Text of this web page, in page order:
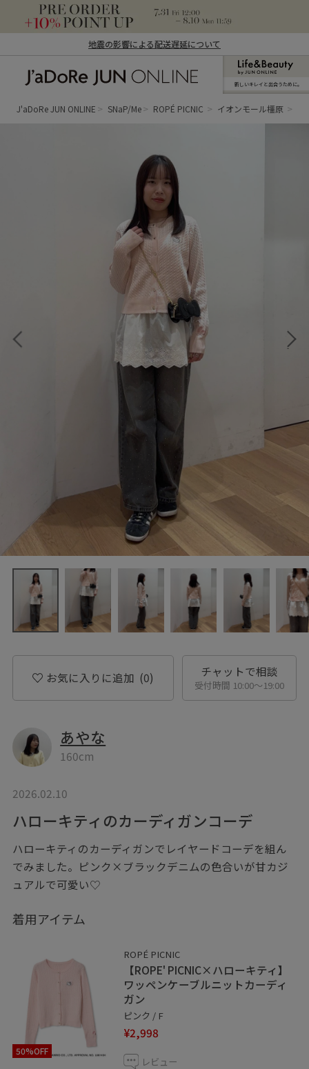
地震の影響による配送遅延について
ン オンライン）
新しいキレイと出合うために。
J'aDoRe JUN ONLINE SNaP/Me ROPÉ PICNIC イオンモール橿原
お気に入りに追加 (0) チャットで相談
受付時間 10:00〜19:00
あやな
160cm
2026.02.10
ハローキティのカーディガンコーデ
ハローキティのカーディガンでレイヤードコーデを組ん
でみました。ピンク×ブラックデニムの色合いが甘カジ
ュアルで可愛い♡
着用アイテム
50%OFF
ROPÉ PICNIC
【ROPE' PICNIC×ハローキティ】
ワッペンケーブルニットカーディ
ガン
ピンク / F
¥2,998
レビュー